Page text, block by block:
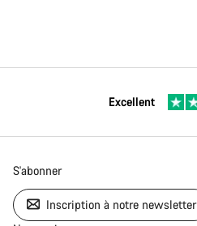
Excellent
S'abonner
Inscription à notre newsletter